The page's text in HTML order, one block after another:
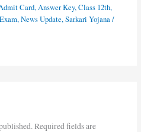
Card,Answer Key,Class 12th,
,News Update,Sarkari Yojana/
Required fields are